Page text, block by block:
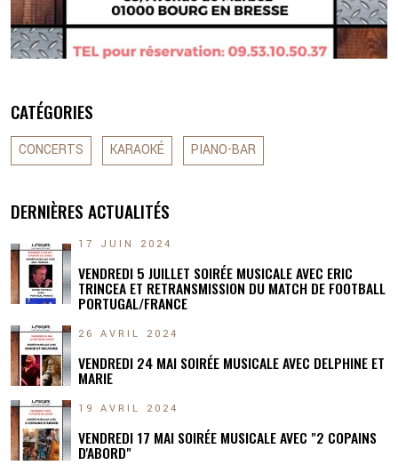
CATÉGORIES
CONCERTS KARAOKÉ PIANO-BAR
DERNIÈRES ACTUALITÉS
17 JUIN 2024
VENDREDI 5 JUILLET SOIRÉE MUSICALE AVEC ERIC
TRINCEA ET RETRANSMISSION DU MATCH DE FOOTBALL
PORTUGAL/FRANCE
26 AVRIL 2024
VENDREDI 24 MAI SOIRÉE MUSICALE AVEC DELPHINE ET
MARIE
19 AVRIL 2024
VENDREDI 17 MAI SOIRÉE MUSICALE AVEC "2 COPAINS
D'ABORD"